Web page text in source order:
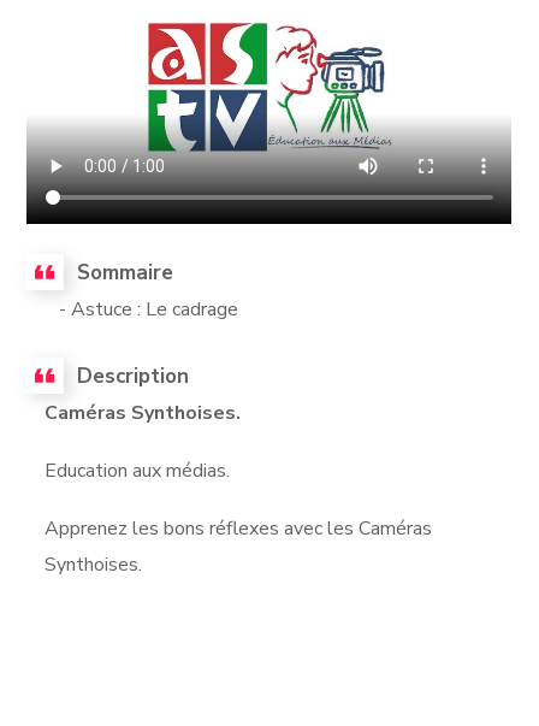
Sommaire
- Astuce : Le cadrage
Description
Caméras Synthoises.
Education aux médias.
Apprenez les bons réflexes avec les Caméras
Synthoises.